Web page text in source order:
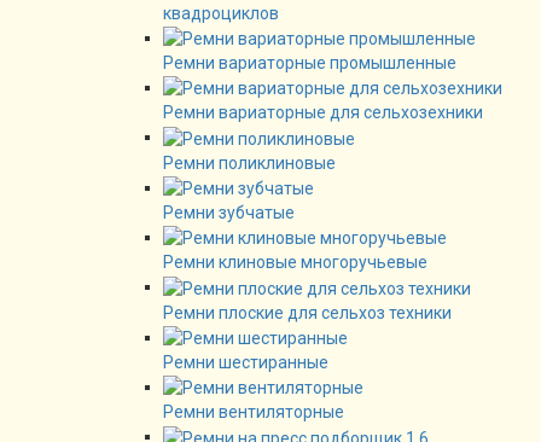
квадроциклов
Ремни вариаторные промышленные
Ремни вариаторные для сельхозехники
Ремни поликлиновые
Ремни зубчатые
Ремни клиновые многоручьевые
Ремни плоские для сельхоз техники
Ремни шестиранные
Ремни вентиляторные